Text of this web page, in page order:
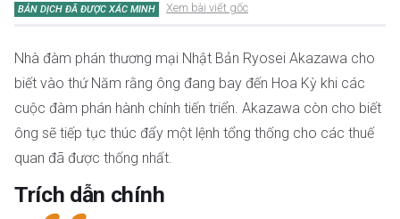
BẢN DỊCH ĐÃ ĐƯỢC XÁC MINH Xem bài viết gốc
Nhà đàm phán thương mại Nhật Bản Ryosei Akazawa cho
biết vào thứ Năm rằng ông đang bay đến Hoa Kỳ khi các
cuộc đàm phán hành chính tiến triển. Akazawa còn cho biết
ông sẽ tiếp tục thúc đẩy một lệnh tổng thống cho các thuế
quan đã được thống nhất.
Trích dẫn chính